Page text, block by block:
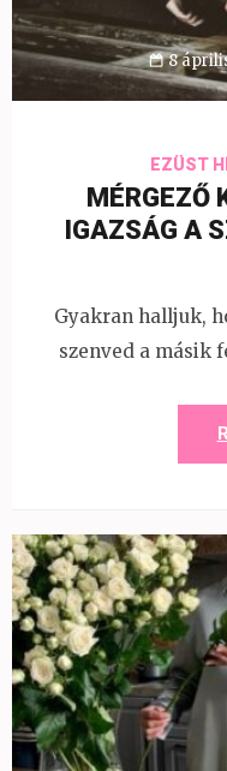
8
EZÜST
MÉRGEZŐ
IGAZSÁG A
Gyakran halljuk,
szenved a másik